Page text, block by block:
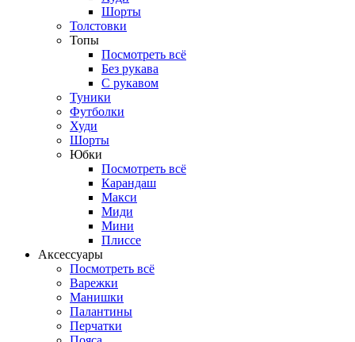
Шорты
Толстовки
Топы
Посмотреть всё
Без рукава
С рукавом
Туники
Футболки
Худи
Шорты
Юбки
Посмотреть всё
Карандаш
Макси
Миди
Мини
Плиссе
Аксессуары
Посмотреть всё
Варежки
Манишки
Палантины
Перчатки